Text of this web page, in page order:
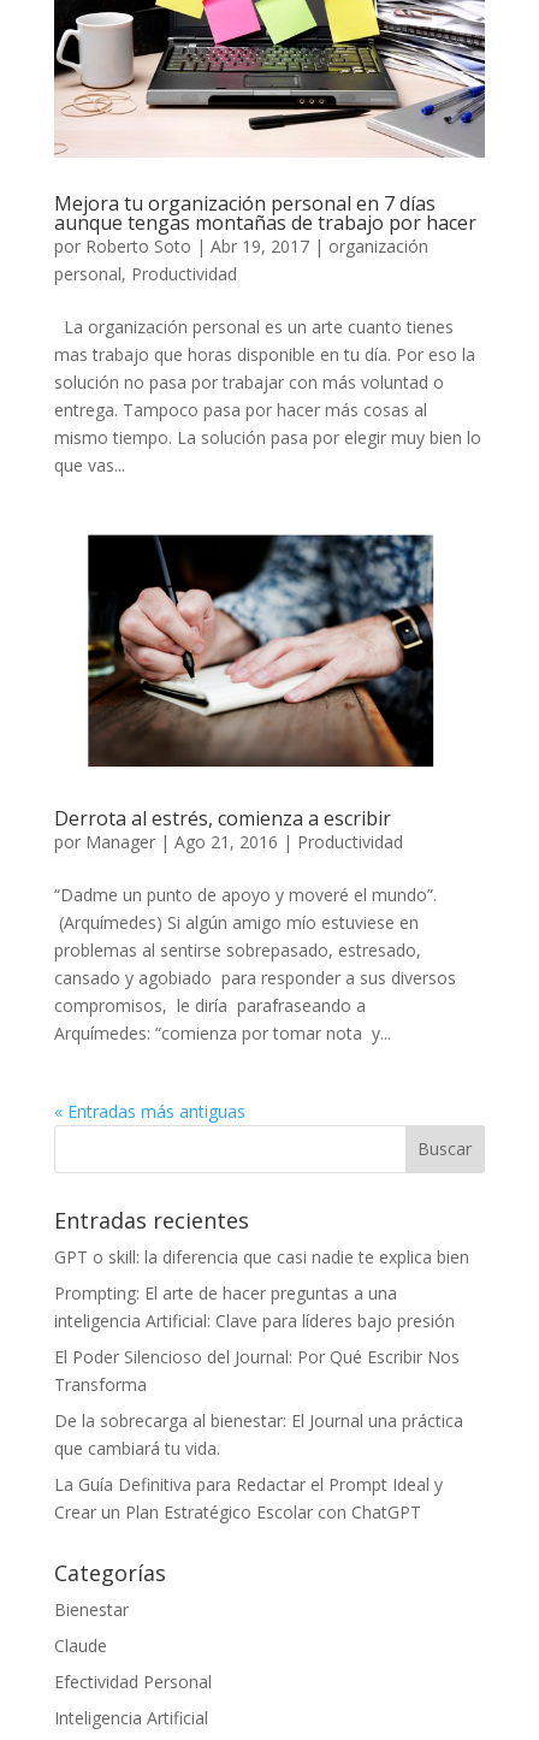
Mejora tu organización personal en 7 días
aunque tengas montañas de trabajo por hacer
por Roberto Soto | Abr 19, 2017| organización
personal, Productividad
La organización personal es un arte cuanto tienes
mas trabajo que horas disponible en tu día. Por eso la
solución no pasa por trabajar con más voluntad o
entrega. Tampoco pasa por hacer más cosas al
mismo tiempo. La solución pasa por elegir muy bien lo
que vas...
Derrota al estrés, comienza a escribir
por Manager| Ago 21, 2016 | Productividad
“Dadme un punto de apoyo y moveré el mundo”.
(Arquímedes) Si algún amigo mío estuviese en
problemas al sentirse sobrepasado, estresado,
cansado y agobiado para responder a sus diversos
compromisos, le diría parafraseando a
Arquímedes: “comienza por tomar nota y...
« Entradas más antiguas
Entradas recientes
GPT o skill: la diferencia que casi nadie te explica bien
Prompting: El arte de hacer preguntas a una
inteligencia Artificial: Clave para líderes bajo presión
El Poder Silencioso del Journal: Por Qué Escribir Nos
Transforma
De la sobrecarga al bienestar: El Journal una práctica
que cambiará tu vida.
La Guía Definitiva para Redactar el Prompt Ideal y
Crear un Plan Estratégico Escolar con ChatGPT
Categorías
Bienestar
Claude
Efectividad Personal
Inteligencia Artificial